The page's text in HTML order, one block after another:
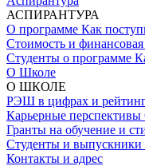
АСПИРАНТУРА
О программе Как
Стоимость и
Студенты о программе
О Школе
О ШКОЛЕ
РЭШ в цифрах и
Карьерные перспективы
Гранты на обучение и
Студенты и
Контакты и адрес